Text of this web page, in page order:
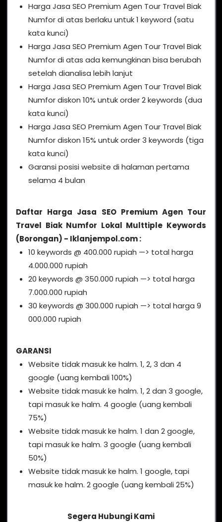
Harga Jasa SEO Premium Agen Tour Travel Biak
Numfor di atas berlaku untuk 1 keyword (satu
kata kunci)
Harga Jasa SEO Premium Agen Tour Travel Biak
Numfor di atas ada kemungkinan bisa berubah
setelah dianalisa lebih lanjut
Harga Jasa SEO Premium Agen Tour Travel Biak
Numfor diskon 10% untuk order 2 keywords (dua
kata kunci)
Harga Jasa SEO Premium Agen Tour Travel Biak
Numfor diskon 15% untuk order 3 keywords (tiga
kata kunci)
Garansi posisi website di halaman pertama
selama 4 bulan
Daftar Harga Jasa SEO Premium Agen Tour
Travel Biak Numfor Lokal Multtiple Keywords
(Borongan) - Iklanjempol.com :
10 keywords @ 400.000 rupiah —> total harga
4.000.000 rupiah
20 keywords @ 350.000 rupiah —> total harga
7.000.000 rupiah
30 keywords @ 300.000 rupiah —> total harga 9
000.000 rupiah
GARANSI
Website tidak masuk ke halm. 1, 2, 3 dan 4
google (uang kembali 100%)
Website tidak masuk ke halm. 1, 2 dan 3 google,
tapi masuk ke halm. 4 google (uang kembali
75%)
Website tidak masuk ke halm. 1 dan 2 google,
tapi masuk ke halm. 3 google (uang kembali
50%)
Website tidak masuk ke halm. 1 google, tapi
masuk ke halm. 2 google (uang kembali 25%)
Segera Hubungi Kami